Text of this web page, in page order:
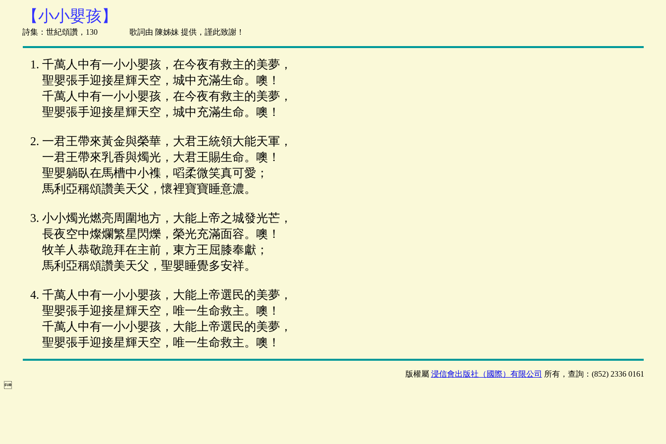
【小小嬰孩】
詩集：世紀頌讚，130 歌詞由 陳姊妹 提供，謹此致謝！
千萬人中有一小小嬰孩，在今夜有救主的美夢，
聖嬰張手迎接星輝天空，城中充滿生命。噢！
千萬人中有一小小嬰孩，在今夜有救主的美夢，
聖嬰張手迎接星輝天空，城中充滿生命。噢！
一君王帶來黃金與榮華，大君王統領大能天軍，
一君王帶來乳香與燭光，大君王賜生命。噢！
聖嬰躺臥在馬槽中小襍，㗖柔微笑真可愛；
馬利亞稱頌讚美天父，懷裡寶寶睡意濃。
小小燭光燃亮周圍地方，大能上帝之城發光芒，
長夜空中燦爛繁星閃爍，榮光充滿面容。噢！
牧羊人恭敬跪拜在主前，東方王屈膝奉獻；
馬利亞稱頌讚美天父，聖嬰睡覺多安祥。
千萬人中有一小小嬰孩，大能上帝選民的美夢，
聖嬰張手迎接星輝天空，唯一生命救主。噢！
千萬人中有一小小嬰孩，大能上帝選民的美夢，
聖嬰張手迎接星輝天空，唯一生命救主。噢！
版權屬 浸信會出版社（國際）有限公司 所有，查詢：(852) 2336 0161
